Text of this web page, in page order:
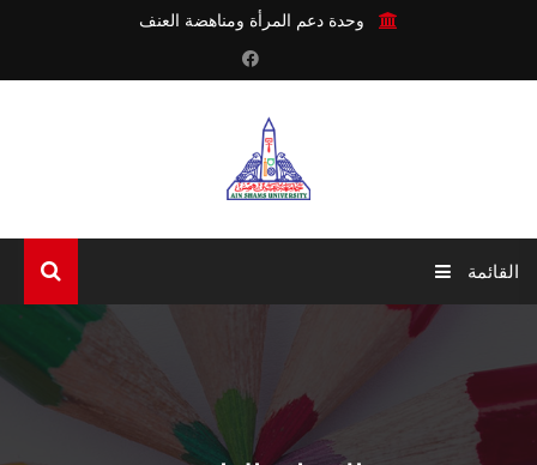
وحدة دعم المرأة ومناهضة العنف
القائمة
عن الوحدة